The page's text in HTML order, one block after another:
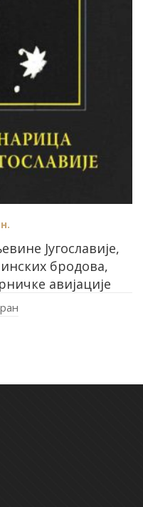
Југославије,
бродова,
авијације